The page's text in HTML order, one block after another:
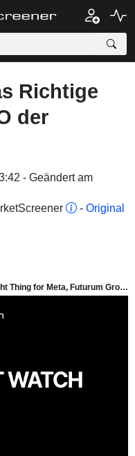
Richtige
der
- Geändert am
- Original